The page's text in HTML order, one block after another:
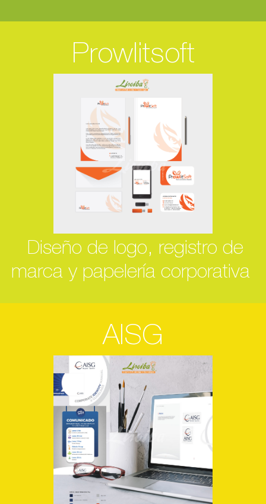
Prowlitsoft
Diseño de logo, registro de
marca y papelería corporativa
AISG